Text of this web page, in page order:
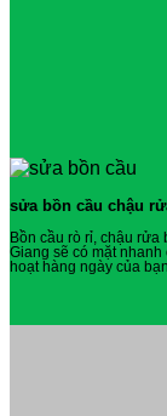
sửa bồn cầu chậu
Bồn cầu rò rỉ, chậu
Giang sẽ có mặt
hoạt hàng ngày của bạn